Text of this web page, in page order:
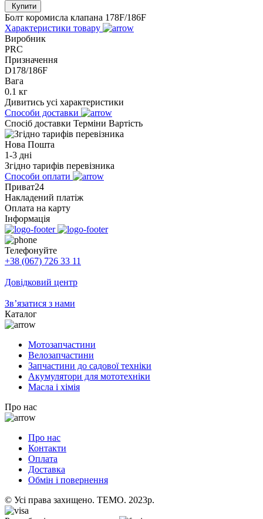
Купити
Болт коромисла клапана 178F/186F
Характеристики товару
Виробник
PRC
Призначення
D178/186F
Вага
0.1 кг
Дивитись усі характеристики
Способи доставки
Спосіб доставки Терміни Вартість
Нова Пошта
1-3 дні
Згідно тарифів перевізника
Способи оплати
Приват24
Накладений платіж
Оплата на карту
Інформація
Телефонуйте
+38 (067) 726 33 11
Довідковий центр
Зв’язатися з нами
Каталог
Мотозапчастини
Велозапчастини
Запчастини до садової техніки
Акумулятори для мототехніки
Масла і хімія
Про нас
Про нас
Контакти
Оплата
Доставка
Обмін і повернення
© Усі права захищено. TEMO. 2023р.